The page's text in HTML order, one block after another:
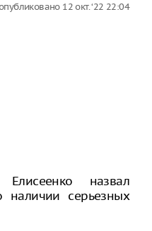
12 окт. ‘22 22:04
Елисеенко назвал
наличии серьезных